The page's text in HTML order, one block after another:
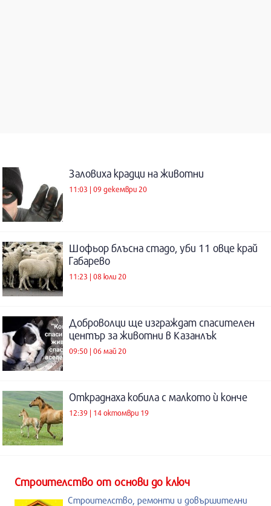
Заловиха крадци на животни
11:03 | 09 декември 20
Шофьор блъсна стадо, уби 11 овце край
Габарево
11:23 | 08 юли 20
Доброволци ще изграждат спасителен
център за животни в Казанлък
09:50 | 06 май 20
Откраднаха кобила с малкото ѝ конче
12:39 | 14 октомври 19
Строителство от основи до ключ
Строителство, ремонти и довършителни